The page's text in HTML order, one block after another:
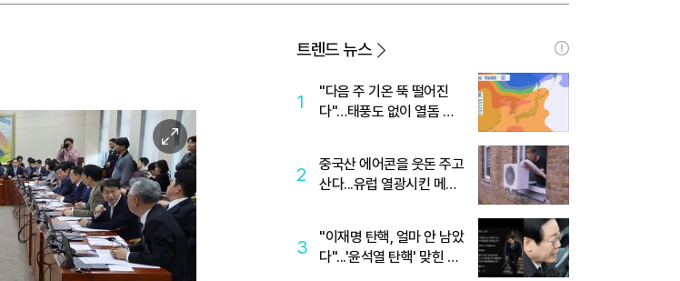
트
트
이
미
지
확
대
트렌드 뉴스
1
"다음 주 기온 뚝 떨어진
다"…태풍도 없이 열돔 박
2
중국산 에어콘을 웃돈 주고
산다...유럽 열광시킨 메이
3
"이재명 탄핵, 얼마 안 남았
다"...'윤석열 탄핵' 맞힌 무